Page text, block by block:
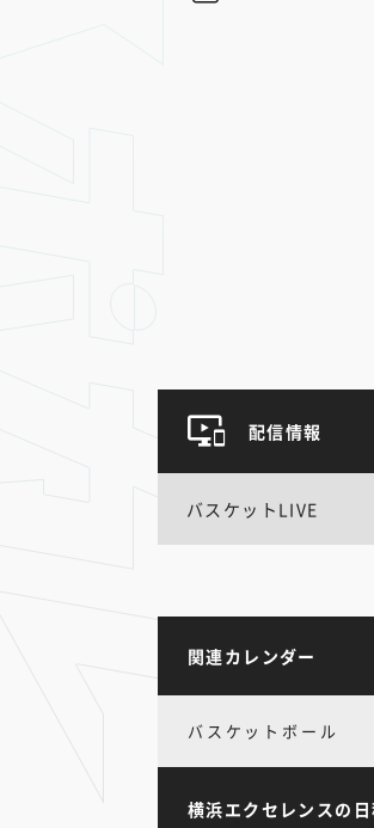
配信情報
バスケットLIVE
関連カレンダー
バスケットボール
横浜エクセレンスの